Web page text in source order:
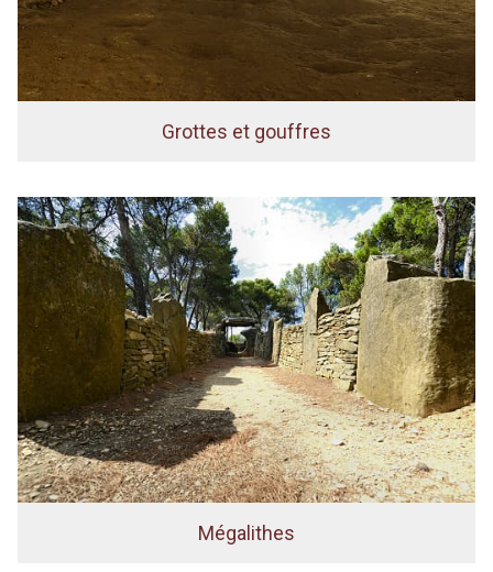
Grottes et gouffres
Mégalithes